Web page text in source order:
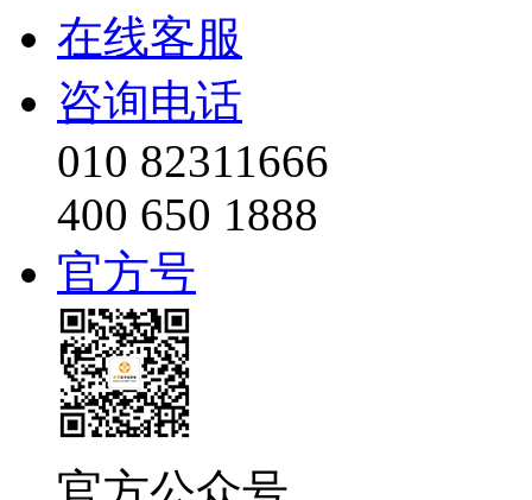
在线客服
咨询电话
010 82311666
400 650 1888
官方号